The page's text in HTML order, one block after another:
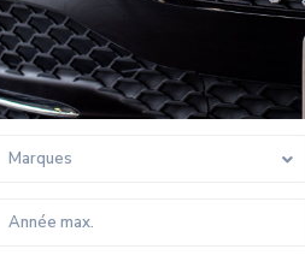
Marques